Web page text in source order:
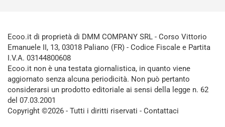
Ecoo.it di proprietà di DMM COMPANY SRL - Corso Vittorio
Emanuele II, 13, 03018 Paliano (FR) - Codice Fiscale e Partita
I.V.A. 03144800608
Ecoo.it non è una testata giornalistica, in quanto viene
aggiornato senza alcuna periodicità. Non può pertanto
considerarsi un prodotto editoriale ai sensi della legge n. 62
del 07.03.2001
Copyright ©2026 - Tutti i diritti riservati - Contattaci